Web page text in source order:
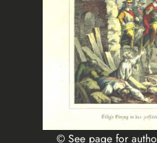
© See page for